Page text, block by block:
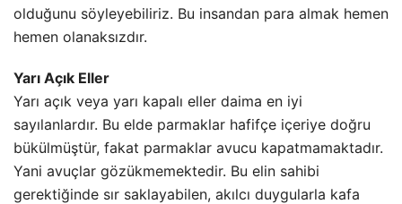
olduğunu söyleyebiliriz. Bu insandan para almak hemen
hemen olanaksızdır.
Yarı Açık Eller
Yarı açık veya yarı kapalı eller daima en iyi
sayılanlardır. Bu elde parmaklar hafifçe içeriye doğru
bükülmüştür, fakat parmaklar avucu kapatmamaktadır.
Yani avuçlar gözükmemektedir. Bu elin sahibi
gerektiğinde sır saklayabilen, akılcı duygularla kafa